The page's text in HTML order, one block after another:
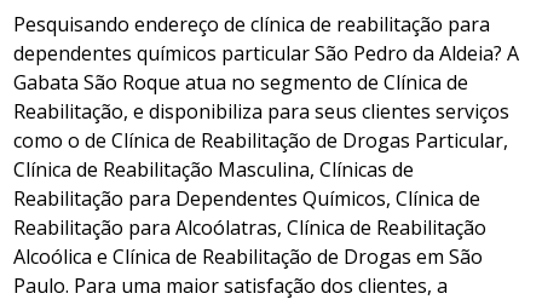
Pesquisando endereço de clínica de reabilitação para
dependentes químicos particular São Pedro da Aldeia? A
Gabata São Roque atua no segmento de Clínica de
Reabilitação, e disponibiliza para seus clientes serviços
como o de Clínica de Reabilitação de Drogas Particular,
Clínica de Reabilitação Masculina, Clínicas de
Reabilitação para Dependentes Químicos, Clínica de
Reabilitação para Alcoólatras, Clínica de Reabilitação
Alcoólica e Clínica de Reabilitação de Drogas em São
Paulo. Para uma maior satisfação dos clientes, a